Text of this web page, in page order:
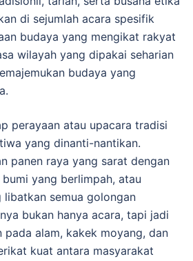
di sejumlah acara spesifik
budaya yang mengikat rakyat
wilayah yang dipakai seharian
budaya yang
perayaan atau upacara tradisi
yang dinanti-nantikan.
panen raya yang sarat dengan
yang berlimpah, atau
semua golongan
bukan hanya acara, tapi jadi
pada alam, kakek moyang, dan
kuat antara masyarakat